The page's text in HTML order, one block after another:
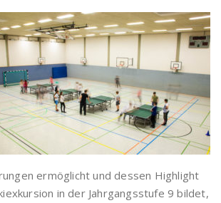
ermöglicht und dessen Highlight
in der Jahrgangsstufe 9 bildet,